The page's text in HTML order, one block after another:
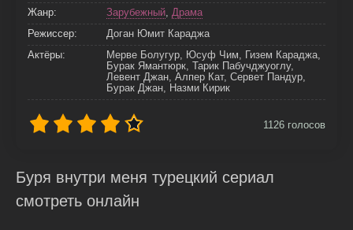
Жанр:
Зарубежный, Драма
Режиссер:
Доган Юмит Караджа
Актёры:
Мерве Болугур, Юсуф Чим, Гизем Караджа,
Бурак Ямантюрк, Тарик Пабучджуоглу,
Левент Джан, Алпер Кат, Сервет Пандур,
Бурак Джан, Назми Кирик
1126 голосов
Буря внутри меня турецкий сериал
смотреть онлайн